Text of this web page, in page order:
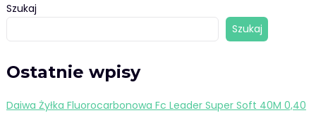
Szukaj
Szukaj
Ostatnie wpisy
Daiwa Żyłka Fluorocarbonowa Fc Leader Super Soft 40M 0,40